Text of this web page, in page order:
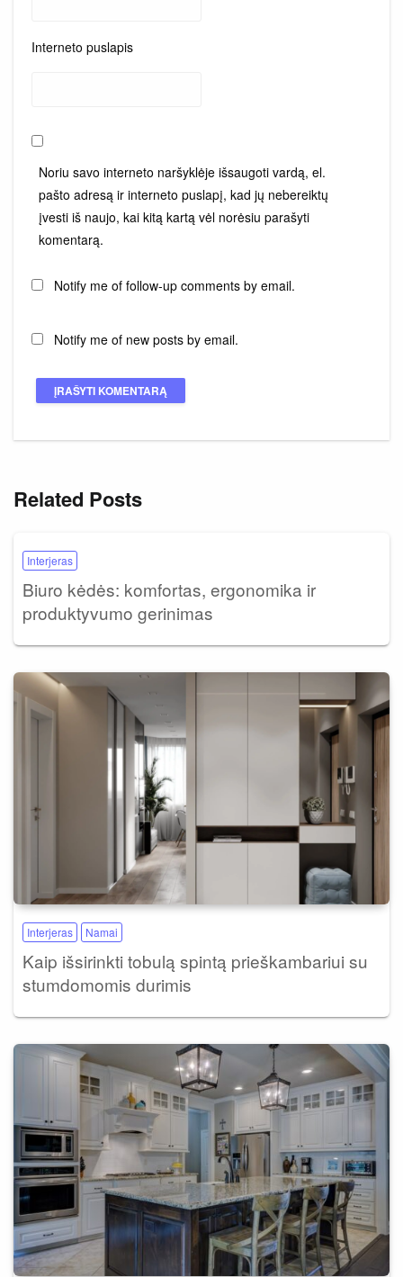
Interneto puslapis
Noriu savo interneto naršyklėje išsaugoti vardą, el.
pašto adresą ir interneto puslapį, kad jų nebereiktų
įvesti iš naujo, kai kitą kartą vėl norėsiu parašyti
komentarą.
Notify me of follow-up comments by email.
Notify me of new posts by email.
Related Posts
Interjeras
Biuro kėdės: komfortas, ergonomika ir
produktyvumo gerinimas
Interjeras Namai
Kaip išsirinkti tobulą spintą prieškambariui su
stumdomomis durimis